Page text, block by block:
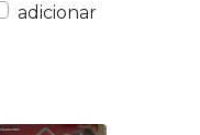
adicionar